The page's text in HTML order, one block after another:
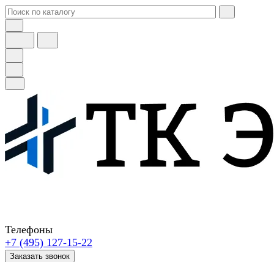
Телефоны
+7 (495) 127-15-22
Заказать звонок